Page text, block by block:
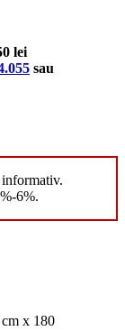
lei
sau
6%.
x 180